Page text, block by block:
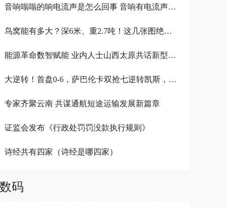
音响嗡嗡的响电流声是怎么回事 音响有电流声嗡嗡嗡嗡
鸟窝能有多大？深6米、重2.7吨！这几张图绝对震撼你
能源革命数智赋能 业内人士山西太原共话新型能源体系建设
大逆转！首盘0-6，萨巴伦卡双抢七逆转凯斯，晋级美网决赛
专家齐聚云南 共谋通航短途运输发展新篇章
证监会发布《行政处罚罚没款执行规则》
诗经共有四家（诗经是哪四家）
数码